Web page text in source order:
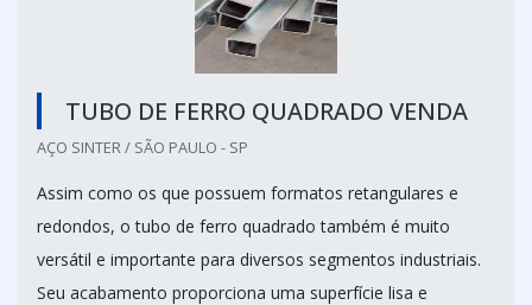
TUBO DE FERRO QUADRADO VENDA
AÇO SINTER / SÃO PAULO - SP
Assim como os que possuem formatos retangulares e
redondos, o tubo de ferro quadrado também é muito
versátil e importante para diversos segmentos industriais.
Seu acabamento proporciona uma superfície lisa e